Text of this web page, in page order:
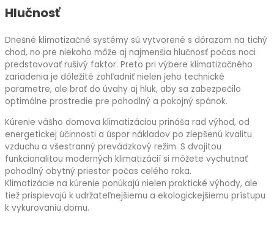
Hlučnosť
Dnešné klimatizačné systémy sú vytvorené s dôrazom na tichý
chod, no pre niekoho môže aj najmenšia hlučnosť počas noci
predstavovať rušivý faktor. Preto pri výbere klimatizačného
zariadenia je dôležité zohľadniť nielen jeho technické
parametre, ale brať do úvahy aj hluk, aby sa zabezpečilo
optimálne prostredie pre pohodlný a pokojný spánok.
Kúrenie vášho domova klimatizáciou prináša rad výhod, od
energetickej účinnosti a úspor nákladov po zlepšenú kvalitu
vzduchu a všestranný prevádzkový režim. S dvojitou
funkcionalitou moderných klimatizácií si môžete vychutnať
pohodlný obytný priestor počas celého roka.
Klimatizácie na kúrenie ponúkajú nielen praktické výhody, ale
tiež prispievajú k udržateľnejšiemu a ekologickejšiemu prístupu
k vykurovaniu domu.